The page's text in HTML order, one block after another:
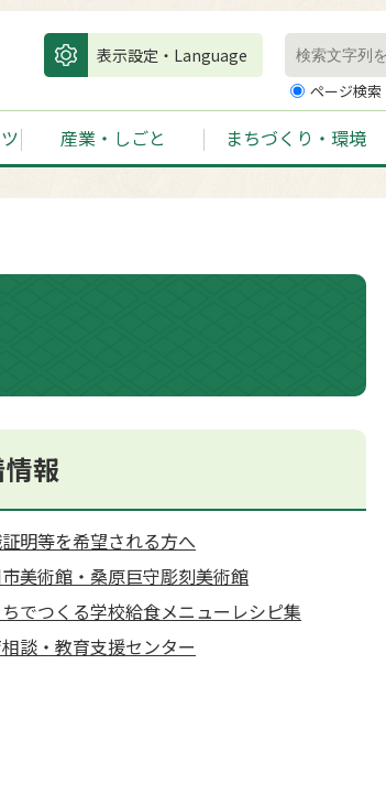
表示設定・Language
ページ検索
産業・しごと まちづくり・環境
報
明等を希望される方へ
美術館・桑原巨守彫刻美術館
でつくる学校給食メニューレシピ集
談・教育支援センター